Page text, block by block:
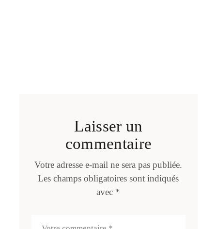
Laisser un
commentaire
Votre adresse e-mail ne sera pas publiée.
Les champs obligatoires sont indiqués
avec *